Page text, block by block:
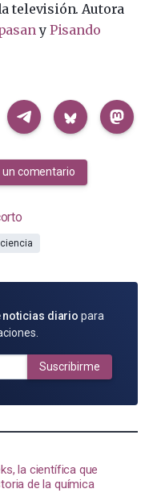
televisión. Autora
y Pisando
un comentario
noticias diario para
Suscribirme
la científica que
de la química